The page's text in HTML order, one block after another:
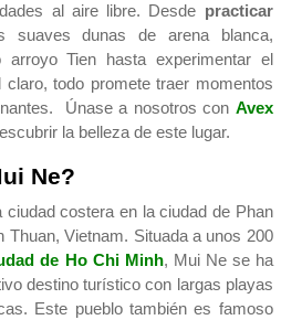
al aire libre. Desde practicar
suaves dunas de arena blanca,
arroyo Tien hasta experimentar el
todo promete traer momentos
Únase a nosotros con Avex
la belleza de este lugar.
Ne?
costera en la ciudad de Phan
Thuan, Vietnam. Situada a unos 200
de Ho Chi Minh, Mui Ne se ha
destino turístico con largas playas
Este pueblo también es famoso